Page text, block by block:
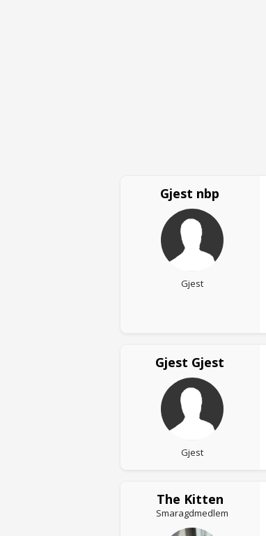
Gjest nbp
Gjest
Gjest Gjest
Gjest
The Kitten
Smaragdmedlem